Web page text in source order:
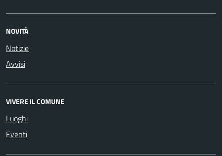
NOVITÀ
Notizie
Avvisi
VIVERE IL COMUNE
Luoghi
Eventi